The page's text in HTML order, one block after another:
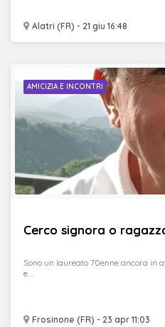
Alatri (FR) - 21 giu 16:48
AMICIZIA E INCONTRI
Cerco signora o
Frosinone (FR) - 23 apr 11:03
Sono un laureato 70enne ancora in
e ...